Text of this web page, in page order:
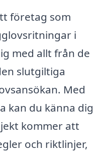
företag som
i
med allt från de
slutgiltiga
Med
kan du känna dig
kommer att
och riktlinjer,